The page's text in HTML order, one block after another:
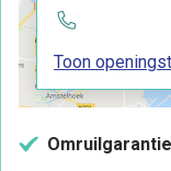
Toon
Omruilgarantie